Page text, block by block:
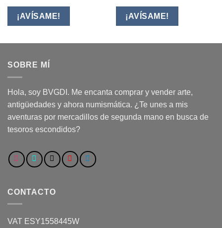
¡AVÍSAME! ¡AVÍSAME!
SOBRE MÍ
Hola, soy BVGDI. Me encanta comprar y vender arte,
antigüedades y ahora numismática. ¿Te unes a mis
aventuras por mercadillos de segunda mano en busca de
tesoros escondidos?
CONTACTO
VAT ESY1558445W